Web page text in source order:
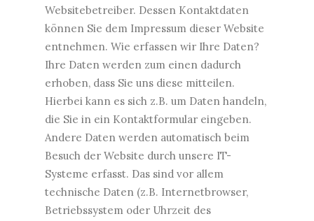
Websitebetreiber. Dessen Kontaktdaten
können Sie dem Impressum dieser Website
entnehmen. Wie erfassen wir Ihre Daten?
Ihre Daten werden zum einen dadurch
erhoben, dass Sie uns diese mitteilen.
Hierbei kann es sich z.B. um Daten handeln,
die Sie in ein Kontaktformular eingeben.
Andere Daten werden automatisch beim
Besuch der Website durch unsere IT-
Systeme erfasst. Das sind vor allem
technische Daten (z.B. Internetbrowser,
Betriebssystem oder Uhrzeit des